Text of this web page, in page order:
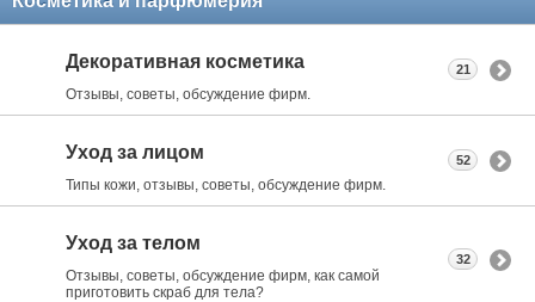
Декоративная косметика
Отзывы, советы, обсуждение фирм.
21
Уход за лицом
Типы кожи, отзывы, советы, обсуждение фирм.
52
Уход за телом
Отзывы, советы, обсуждение фирм, как самой
приготовить скраб для тела?
32